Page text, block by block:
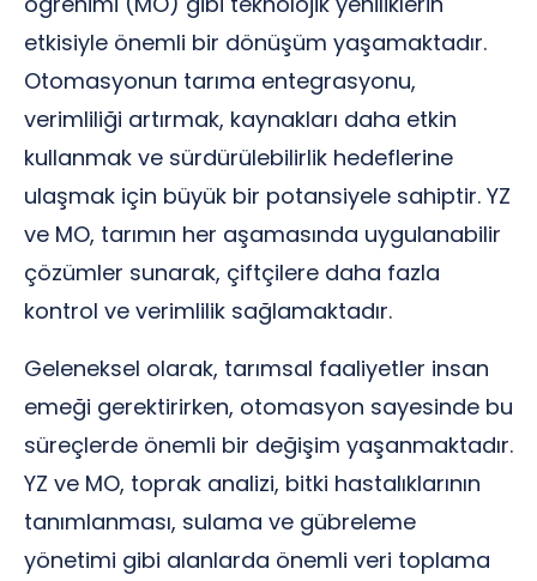
etkisiyle önemli bir dönüşüm yaşamaktadır.
Otomasyonun tarıma entegrasyonu,
verimliliği artırmak, kaynakları daha etkin
kullanmak ve sürdürülebilirlik hedeflerine
ulaşmak için büyük bir potansiyele sahiptir. YZ
ve MO, tarımın her aşamasında uygulanabilir
çözümler sunarak, çiftçilere daha fazla
kontrol ve verimlilik sağlamaktadır.
Geleneksel olarak, tarımsal faaliyetler insan
emeği gerektirirken, otomasyon sayesinde bu
süreçlerde önemli bir değişim yaşanmaktadır.
YZ ve MO, toprak analizi, bitki hastalıklarının
tanımlanması, sulama ve gübreleme
yönetimi gibi alanlarda önemli veri toplama